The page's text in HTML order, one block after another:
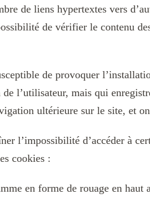
de liens hypertextes vers
de vérifier le contenu
de provoquer
l’utilisateur, mais qui
ultérieure sur le site, et
l’impossibilité d’accéder à
cookies :
en forme de rouage en